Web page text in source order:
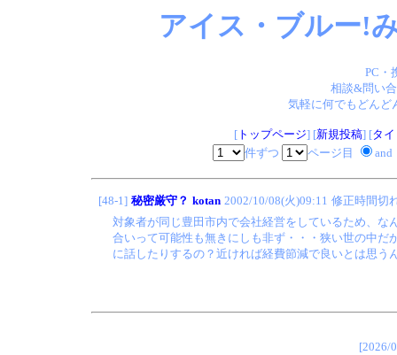
アイス・ブルー!
PC・
相談&問い
気軽に何でもどん
[トップページ] [新規投稿] [タ
件ずつ
ページ目 and
[48-1] 秘密厳守？ kotan 2002/10/08(火)09:11 修正時間切
対象者が同じ豊田市内で会社経営をしているため、
合いって可能性も無きにしも非ず・・・狭い世の中
に話したりするの？近ければ経費節減で良いとは思う
[2026/